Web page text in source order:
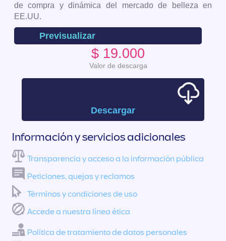
de compra y dinámica del mercado de belleza en
EE.UU.
Previsualizar
$ 19.000
Valor de descarga
Descargar
Información y servicios adicionales
Transparencia y acceso a la información pública
Peticiones, quejas y reclamos
Términos y condiciones de uso
Accede a nuestra línea ética
Política de tratamiento de datos personales